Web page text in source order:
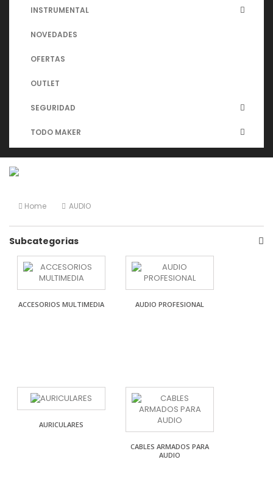
INSTRUMENTAL
NOVEDADES
OFERTAS
OUTLET
SEGURIDAD
TODO MAKER
Home AUDIO
Subcategorias
ACCESORIOS MULTIMEDIA AUDIO PROFESIONAL
AURICULARES
CABLES ARMADOS PARA
AUDIO